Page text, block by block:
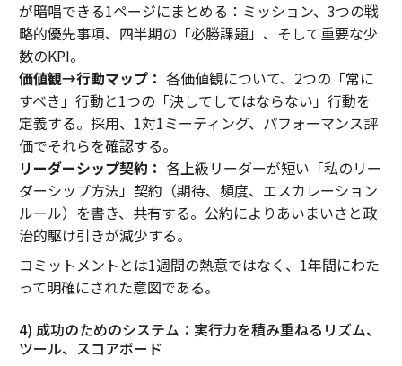
が暗唱できる1ページにまとめる：ミッション、3つの戦
略的優先事項、四半期の「必勝課題」、そして重要な少
数のKPI。
価値観→行動マップ： 各価値観について、2つの「常に
すべき」行動と1つの「決してしてはならない」行動を
定義する。採用、1対1ミーティング、パフォーマンス評
価でそれらを確認する。
リーダーシップ契約： 各上級リーダーが短い「私のリー
ダーシップ方法」契約（期待、頻度、エスカレーション
ルール）を書き、共有する。公約によりあいまいさと政
治的駆け引きが減少する。
コミットメントとは1週間の熱意ではなく、1年間にわた
って明確にされた意図である。
4) 成功のためのシステム：実行力を積み重ねるリズム、
ツール、スコアボード